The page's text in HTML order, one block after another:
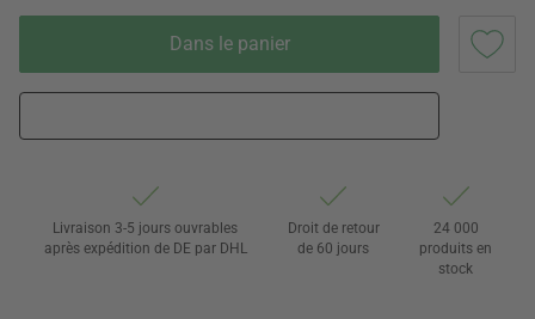
Dans le panier
Livraison 3-5 jours ouvrables
après expédition de DE par DHL
Droit de retour
de 60 jours
24 000
produits en
stock